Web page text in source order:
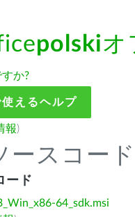
polskiオ
か?
えるヘルプ
報)
ースコード
ード
64_sdk.msi